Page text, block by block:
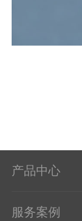
产品中心
服务案例